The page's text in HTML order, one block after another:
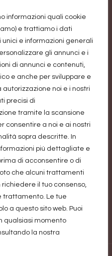
informazioni quali cookie
e trattiamo i dati
e informazioni generali
gli annunci e i
di annunci e contenuti,
e anche per sviluppare e
noi e i nostri
precisi di
tramite la scansione
consentire a noi e ai nostri
sopra descritte. In
più dettagliate e
di acconsentire o di
che alcuni trattamenti
il tuo consenso,
trattamento. Le tue
a questo sito web. Puoi
qualsiasi momento
la nostra
sulla
rosa: un’industria da un
percentuale
i link. Non ci
a pagare le spese di
hosting. Quindi